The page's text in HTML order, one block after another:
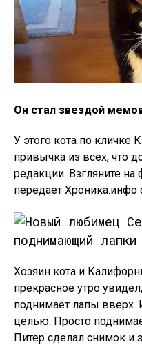
Он стал звездой
У этого кота по кличке
привычка из всех, что
редакции. Взгляните
передает Хроника.инфо
Хозяин кота и
прекрасное утро
поднимает лапы вверх.
целью. Просто
Питер сделал снимок и